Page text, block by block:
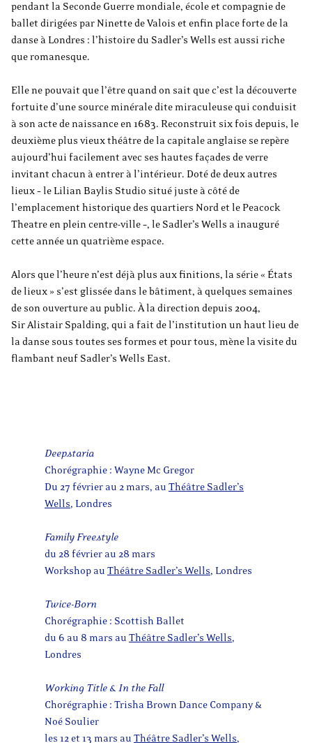
pendant la Seconde Guerre mondiale, école et compagnie de
ballet dirigées par Ninette de Valois et enfin place forte de la
danse à Londres : l’histoire du Sadler’s Wells est aussi riche
que romanesque.
Elle ne pouvait que l’être quand on sait que c’est la découverte
fortuite d’une source minérale dite miraculeuse qui conduisit
à son acte de naissance en 1683. Reconstruit six fois depuis, le
deuxième plus vieux théâtre de la capitale anglaise se repère
aujourd’hui facilement avec ses hautes façades de verre
invitant chacun à entrer à l’intérieur. Doté de deux autres
lieux – le Lilian Baylis Studio situé juste à côté de
l’emplacement historique des quartiers Nord et le Peacock
Theatre en plein centre-ville –, le Sadler’s Wells a inauguré
cette année un quatrième espace.
Alors que l’heure n’est déjà plus aux finitions, la série « États
de lieux » s’est glissée dans le bâtiment, à quelques semaines
de son ouverture au public. À la direction depuis 2004,
Sir Alistair Spalding, qui a fait de l’institution un haut lieu de
la danse sous toutes ses formes et pour tous, mène la visite du
flambant neuf Sadler’s Wells East.
Deepstaria
Chorégraphie : Wayne Mc Gregor
Du 27 février au 2 mars, au Théâtre Sadler’s
Wells, Londres
Family Freestyle
du 28 février au 28 mars
Workshop au Théâtre Sadler’s Wells, Londres
Twice-Born
Chorégraphie : Scottish Ballet
du 6 au 8 mars au Théâtre Sadler’s Wells,
Londres
Working Title & In the Fall
Chorégraphie : Trisha Brown Dance Company &
Noé Soulier
les 12 et 13 mars au Théâtre Sadler’s Wells,